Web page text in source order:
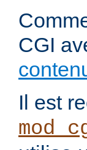
CGI
Il est